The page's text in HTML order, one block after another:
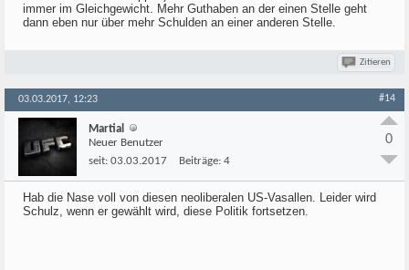
immer im Gleichgewicht. Mehr Guthaben an der einen Stelle geht
dann eben nur über mehr Schulden an einer anderen Stelle.
Zitieren
03.03.2017, 12:23 #14
Martial
Neuer Benutzer
seit: 03.03.2017 Beiträge: 4
0
Hab die Nase voll von diesen neoliberalen US-Vasallen. Leider wird
Schulz, wenn er gewählt wird, diese Politik fortsetzen.